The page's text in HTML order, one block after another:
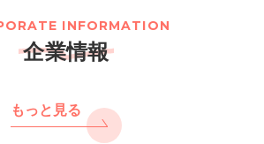
INFORMATION
企業情報
もっと見る